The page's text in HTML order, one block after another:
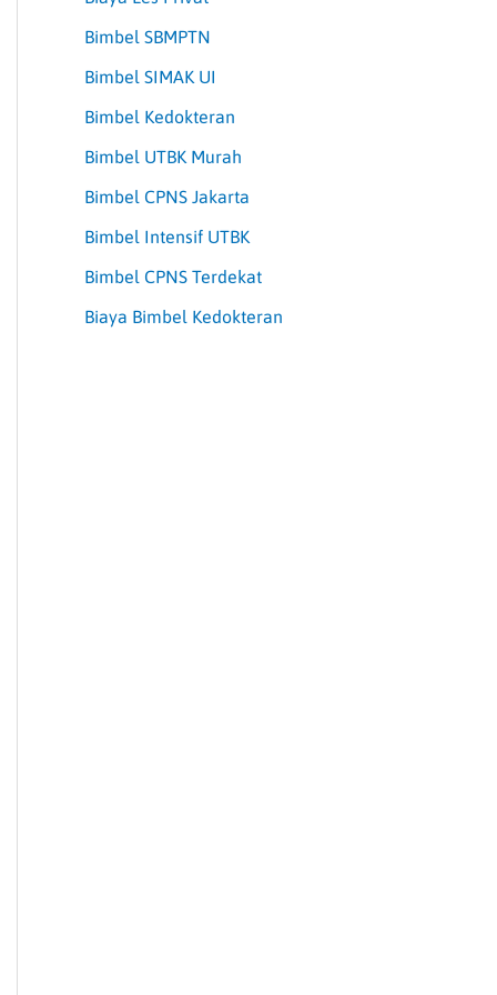
Bimbel SBMPTN
Bimbel SIMAK UI
Bimbel Kedokteran
Bimbel UTBK Murah
Bimbel CPNS Jakarta
Bimbel Intensif UTBK
Bimbel CPNS Terdekat
Biaya Bimbel Kedokteran